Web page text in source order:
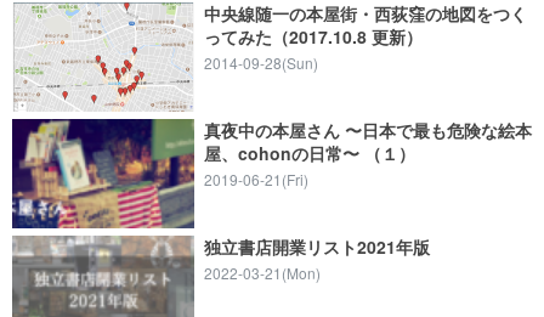
中央線随一の本屋街・西荻窪の地図をつく
ってみた（2017.10.8 更新）
2014-09-28(Sun)
真夜中の本屋さん 〜日本で最も危険な絵本
屋、cohonの日常〜 （１）
2019-06-21(Fri)
独立書店開業リスト2021年版
2022-03-21(Mon)